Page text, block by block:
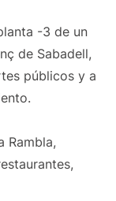
-3 de un
de Sabadell,
públicos y a
Rambla,